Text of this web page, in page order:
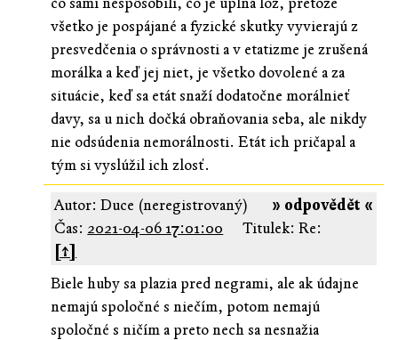
všetko je pospájané a fyzické skutky vyvierajú z
presvedčenia o správnosti a v etatizme je zrušená
morálka a keď jej niet, je všetko dovolené a za
situácie, keď sa etát snaží dodatočne morálnieť
davy, sa u nich dočká obraňovania seba, ale nikdy
nie odsúdenia nemorálnosti. Etát ich pričapal a
tým si vyslúžil ich zlosť.
» odpovědět «
Autor: Duce (neregistrovaný)
Čas: 2021-04-06 17:01:00
Titulek: Re:
[↑]
Biele huby sa plazia pred negrami, ale ak údajne
nemajú spoločné s niečím, potom nemajú
spoločné s ničím a preto nech sa nesnažia